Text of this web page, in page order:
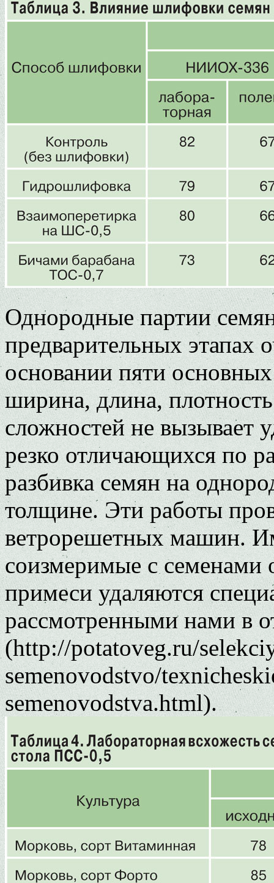
Однородные партии
предварительных этапах
основании пяти
ширина, длина,
сложностей не вызывает
резко отличающихся по
разбивка семян на
толщине. Эти работы
ветрорешетных машин.
соизмеримые с семенами
примеси удаляются
рассмотренными нами в
(http://potatoveg.ru/
semenovodstvo/
semenovodstva.html).